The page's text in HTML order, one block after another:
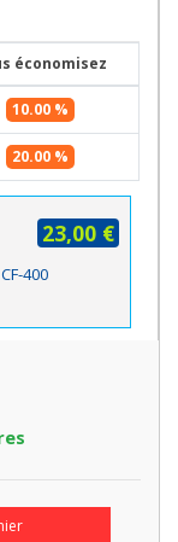
économisez
10.00 %
20.00 %
23,00 €
400